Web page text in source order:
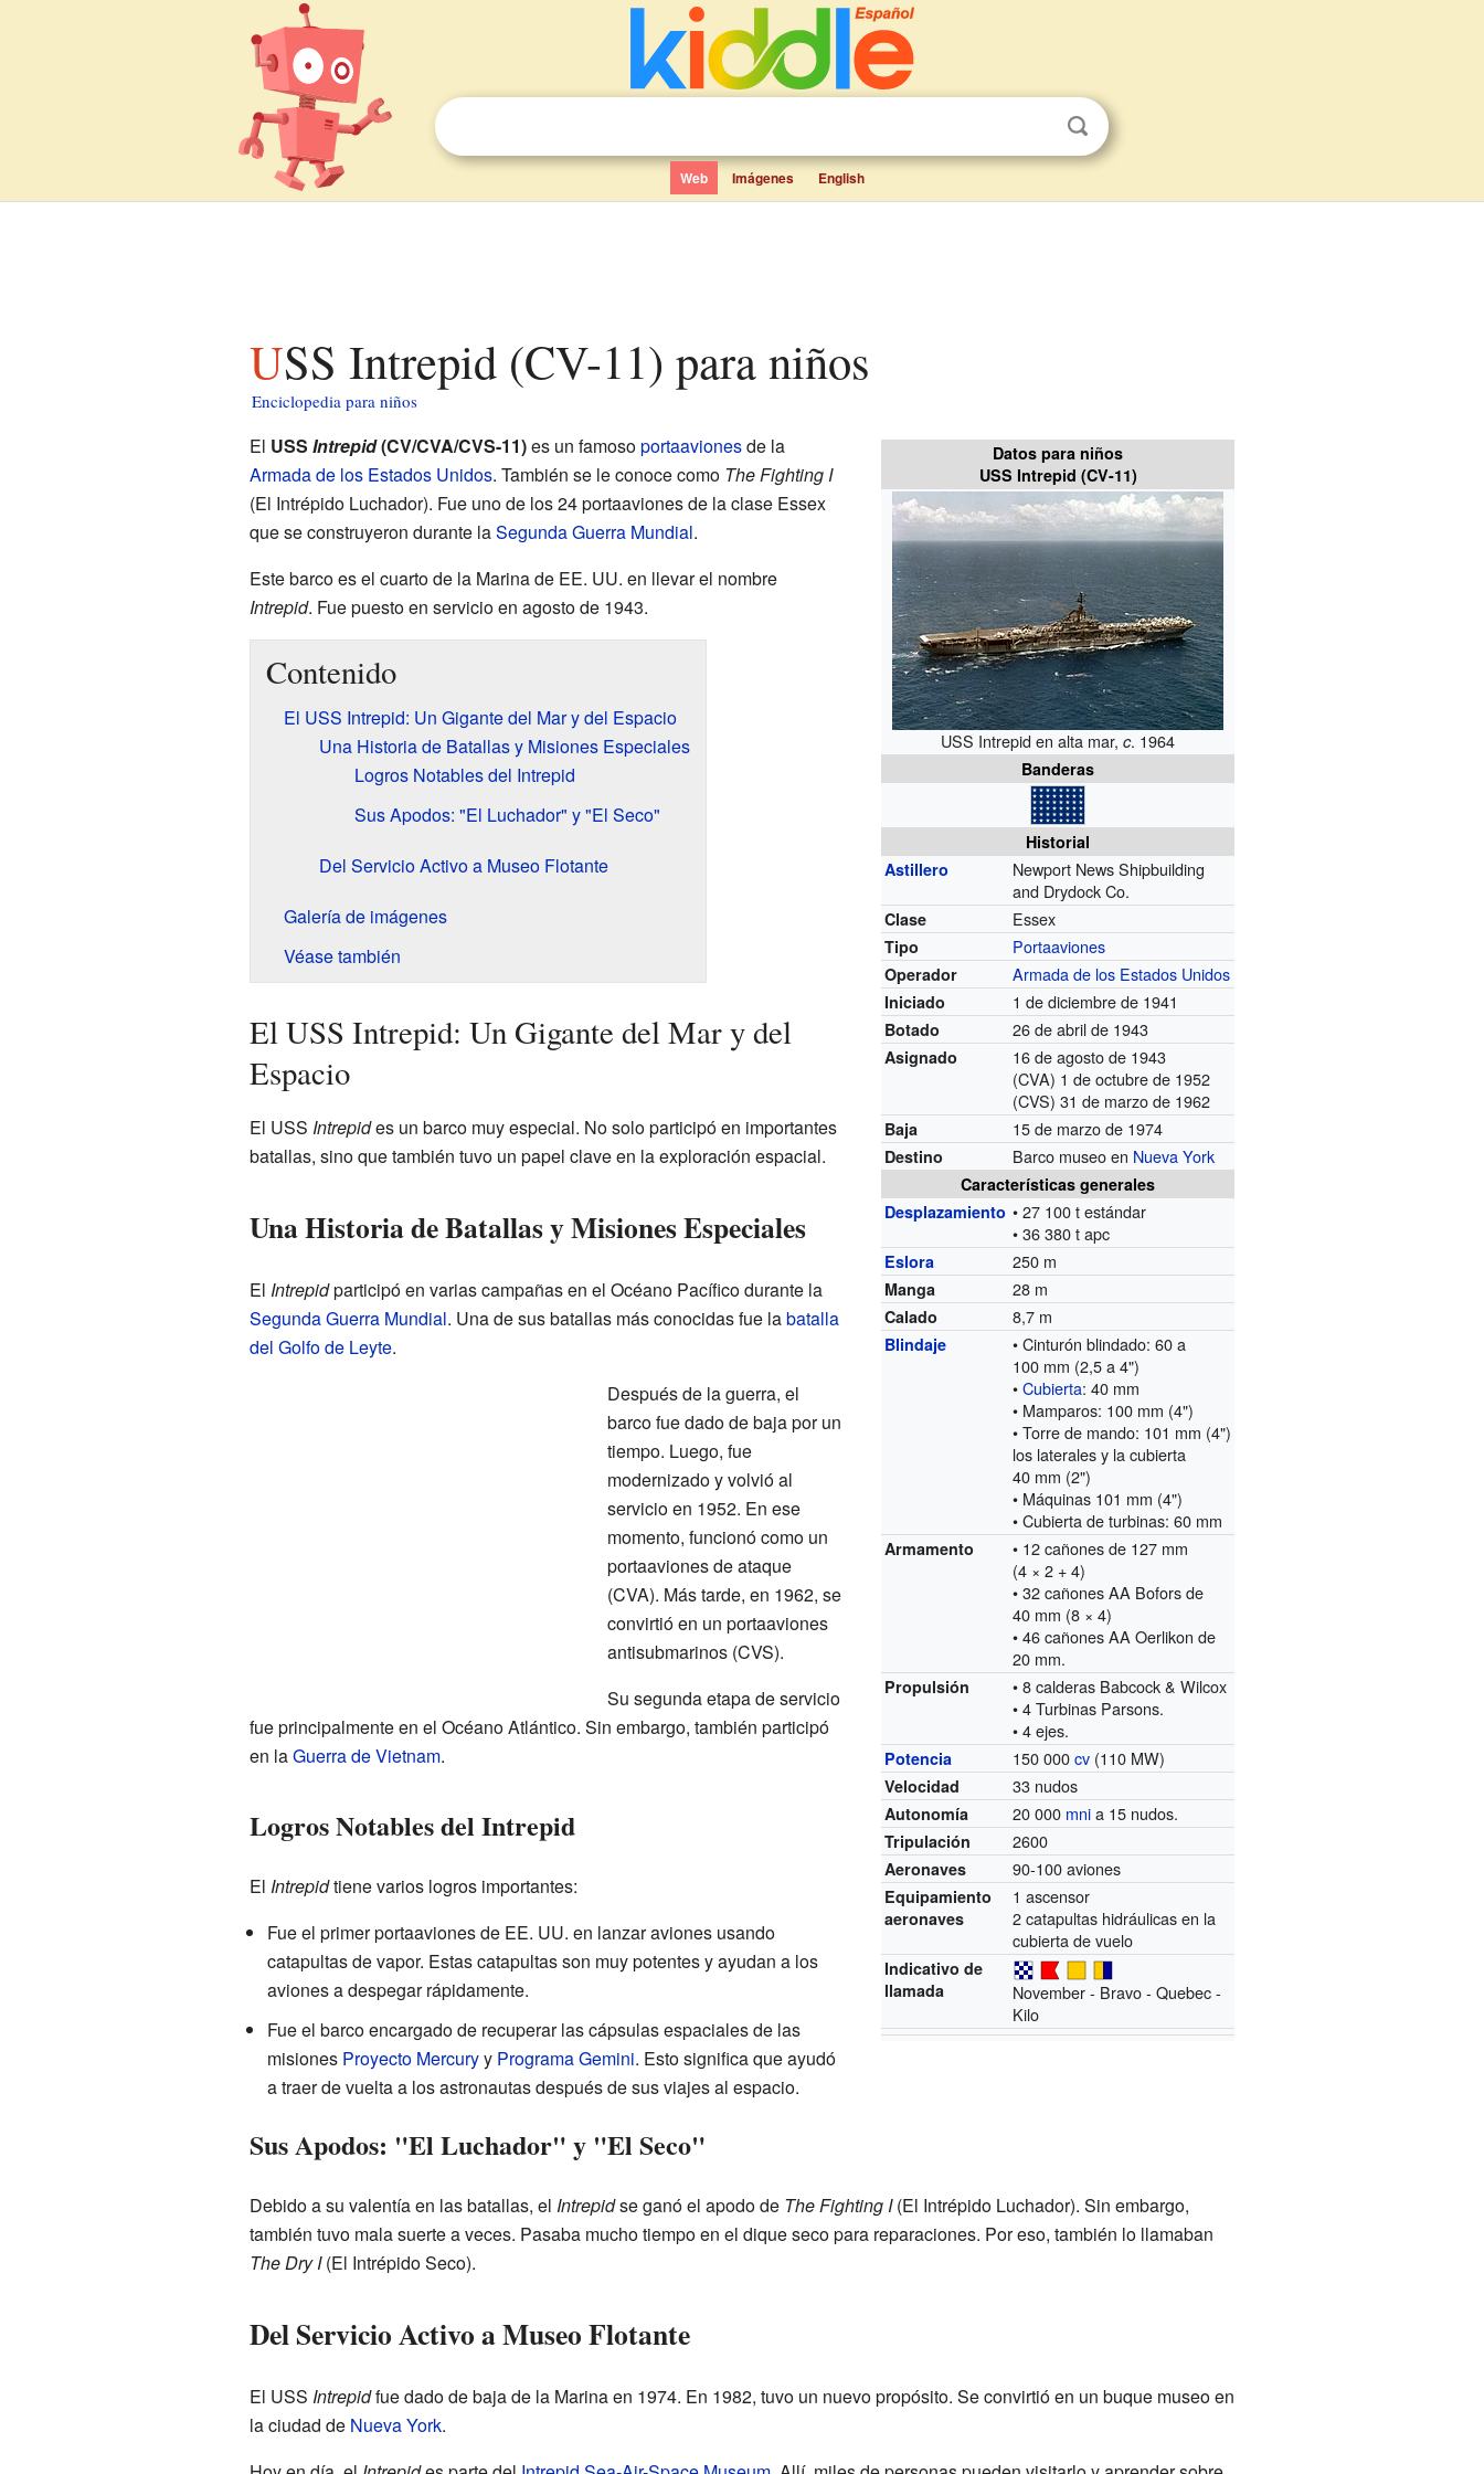
Web Imágenes English
USS Intrepid (CV-11) para niños
Enciclopedia para niños
Datos para niños
USS Intrepid (CV-11)
USS Intrepid en alta mar,c. 1964
Banderas
Historial
Astillero
Newport News Shipbuilding
and Drydock Co.
Clase Essex
Tipo Portaaviones
Operador Armada de los Estados Unidos
Iniciado 1 de diciembre de 1941
Botado 26 de abril de 1943
Asignado
16 de agosto de 1943
(CVA) 1 de octubre de 1952
(CVS) 31 de marzo de 1962
Baja 15 de marzo de 1974
Destino Barco museo en Nueva York
Características generales
Desplazamiento • 27 100 t estándar
• 36 380 t apc
Eslora 250 m
Manga 28 m
Calado 8,7 m
Blindaje
• Cinturón blindado: 60 a
100 mm (2,5 a 4")
•Cubierta: 40 mm
• Mamparos: 100 mm (4")
• Torre de mando: 101 mm (4")
los laterales y la cubierta
40 mm (2")
• Máquinas 101 mm (4")
• Cubierta de turbinas: 60 mm
Armamento
• 12 cañones de 127 mm
(4 × 2 + 4)
• 32 cañones AA Bofors de
40 mm (8 × 4)
• 46 cañones AA Oerlikon de
20 mm.
Propulsión
• 8 calderas Babcock & Wilcox
• 4 Turbinas Parsons.
• 4 ejes.
Potencia 150 000cv (110 MW)
Velocidad 33 nudos
Autonomía 20 000 mnia 15 nudos.
Tripulación 2600
Aeronaves 90-100 aviones
Equipamiento
aeronaves
1 ascensor
2 catapultas hidráulicas en la
cubierta de vuelo
Indicativo de
llamada
November - Bravo - Quebec -
Kilo
El USS Intrepid(CV/CVA/CVS-11)es un famosoportaavionesde la
Armada de los Estados Unidos. También se le conoce como The Fighting I
(El Intrépido Luchador). Fue uno de los 24 portaaviones de la clase Essex
que se construyeron durante laSegunda Guerra Mundial.
Este barco es el cuarto de la Marina de EE. UU. en llevar el nombre
Intrepid. Fue puesto en servicio en agosto de 1943.
Contenido
El USS Intrepid: Un Gigante del Mar y del Espacio
Una Historia de Batallas y Misiones Especiales
Logros Notables del Intrepid
Sus Apodos: "El Luchador" y "El Seco"
Del Servicio Activo a Museo Flotante
Galería de imágenes
Véase también
El USS Intrepid: Un Gigante del Mar y del
Espacio
El USS Intrepides un barco muy especial. No solo participó en importantes
batallas, sino que también tuvo un papel clave en la exploración espacial.
Una Historia de Batallas y Misiones Especiales
El Intrepidparticipó en varias campañas en el Océano Pacífico durante la
Segunda Guerra Mundial. Una de sus batallas más conocidas fue labatalla
del Golfo de Leyte.
Después de la guerra, el
barco fue dado de baja por un
tiempo. Luego, fue
modernizado y volvió al
servicio en 1952. En ese
momento, funcionó como un
portaaviones de ataque
(CVA). Más tarde, en 1962, se
convirtió en un portaaviones
antisubmarinos (CVS).
Su segunda etapa de servicio
fue principalmente en el Océano Atlántico. Sin embargo, también participó
en laGuerra de Vietnam.
Logros Notables del Intrepid
El Intrepidtiene varios logros importantes:
Fue el primer portaaviones de EE. UU. en lanzar aviones usando
catapultas de vapor. Estas catapultas son muy potentes y ayudan a los
aviones a despegar rápidamente.
Fue el barco encargado de recuperar las cápsulas espaciales de las
misiones Proyecto Mercuryy Programa Gemini. Esto significa que ayudó
a traer de vuelta a los astronautas después de sus viajes al espacio.
Sus Apodos: "El Luchador" y "El Seco"
Debido a su valentía en las batallas, el Intrepidse ganó el apodo de The Fighting I(El Intrépido Luchador). Sin embargo,
también tuvo mala suerte a veces. Pasaba mucho tiempo en el dique seco para reparaciones. Por eso, también lo llamaban
The Dry I(El Intrépido Seco).
Del Servicio Activo a Museo Flotante
El USS Intrepidfue dado de baja de la Marina en 1974. En 1982, tuvo un nuevo propósito. Se convirtió en un buque museo en
la ciudad de Nueva York.